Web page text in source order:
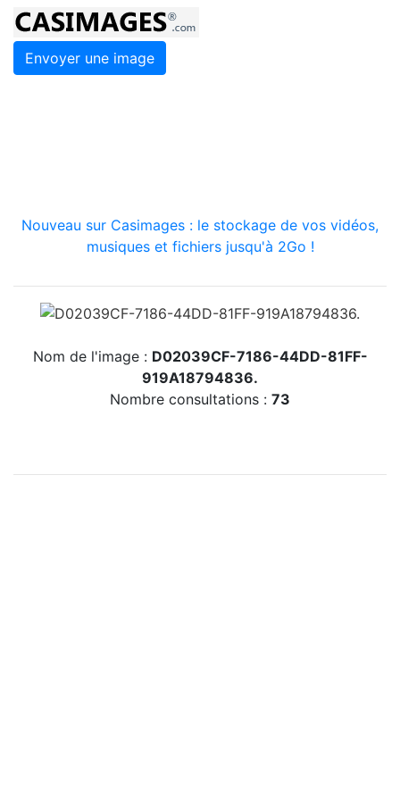
Envoyer une image
Nouveau sur Casimages : le stockage de vos vidéos,
musiques et fichiers jusqu'à 2Go !
Nom de l'image : D02039CF-7186-44DD-81FF-
919A18794836.
Nombre consultations : 73